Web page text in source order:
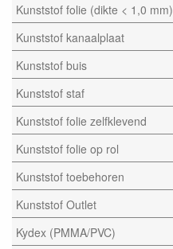
Kunststof folie (dikte < 1,0 mm)
Kunststof kanaalplaat
Kunststof buis
Kunststof staf
Kunststof folie zelfklevend
Kunststof folie op rol
Kunststof toebehoren
Kunststof Outlet
Kydex (PMMA/PVC)